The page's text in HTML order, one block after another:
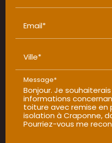
Email*
Ville*
Message*